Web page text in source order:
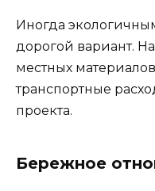
Иногда
дорогой вариант.
местных
транспортные
проекта.
Бережное